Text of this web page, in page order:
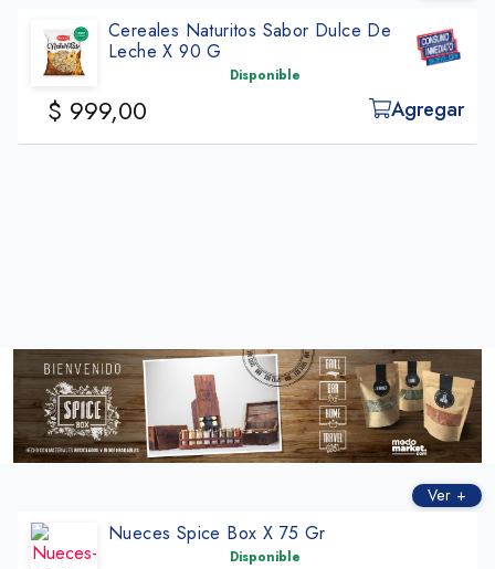
Cereales Naturitos Sabor Dulce De
Leche X 90 G
Disponible
$ 999,00 Agregar
Ver +
Nueces Spice Box X 75 Gr
Disponible